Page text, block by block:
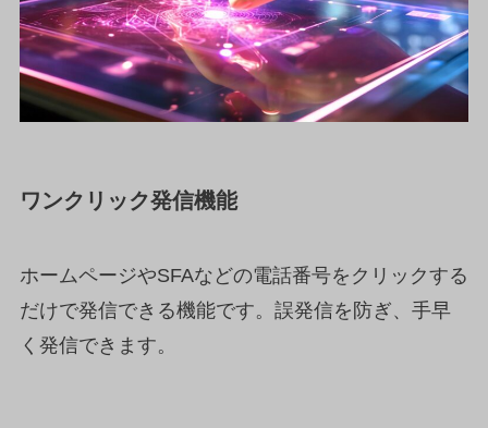
ワンクリック発信機能
ホームページやSFAなどの電話番号をクリックする
だけで発信できる機能です。誤発信を防ぎ、手早
く発信できます。